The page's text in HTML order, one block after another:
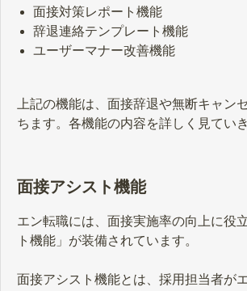
面接対策レポート機能
辞退連絡テンプレート機能
ユーザーマナー改善機能
上記の機能は、面接辞退や無断キャン
ちます。各機能の内容を詳しく見てい
面接アシスト機能
エン転職には、面接実施率の向上に役
ト機能」が装備されています。
面接アシスト機能とは、採用担当者が